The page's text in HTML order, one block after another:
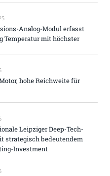
Analog-Modul erfasst
Temperatur mit höchster
hohe Reichweite für
Leipziger Deep-Tech-
strategisch bedeutendem
Investment